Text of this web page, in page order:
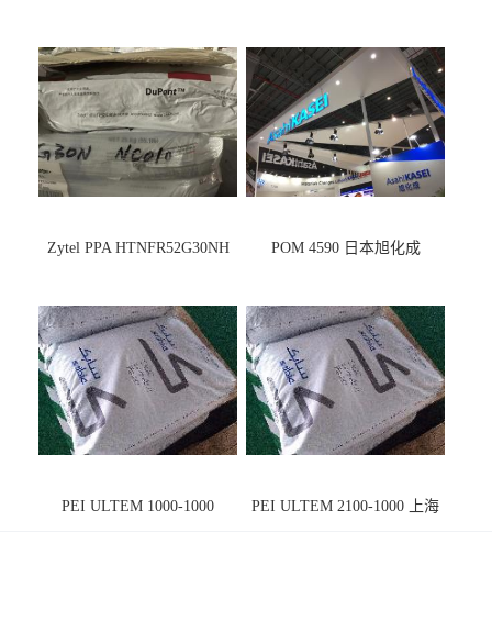
Zytel PPA HTNFR52G30NH POM 4590 日本旭化成
PEI ULTEM 1000-1000
PEI ULTEM 2100-1000 上海